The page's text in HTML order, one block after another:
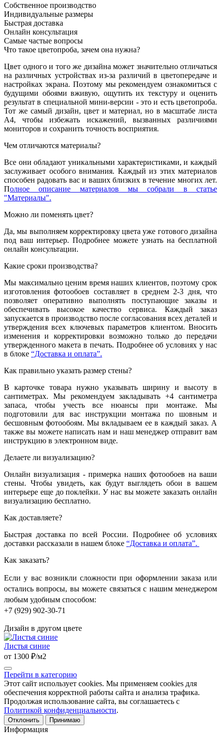
Собственное производство
Индивидуальные размеры
Быстрая доставка
Онлайн консультация
Самые частые вопросы
Что такое цветопроба, зачем она нужна?
Цвет одного и того же дизайна может значительно отличаться
на различных устройствах из-за различий в цветопередаче и
настройках экрана. Поэтому мы рекомендуем ознакомиться с
будущими обоями вживую, ощутить их текстуру и оценить
результат в специальной мини-версии - это и есть цветопроба.
Тот же самый дизайн, цвет и материал, но в масштабе листа
А4, чтобы избежать искажений, вызванных различиями
мониторов и сохранить точность восприятия.
Чем отличаются материалы?
Все они обладают уникальными характеристиками, и каждый
заслуживает особого внимания. Каждый из этих материалов
способен радовать вас и ваших близких в течение многих лет.
Полное описание материалов мы собрали в статье
"Материалы".
Можно ли поменять цвет?
Да, мы выполняем корректировку цвета уже готового дизайна
под ваш интерьер. Подробнее можете узнать на бесплатной
онлайн консультации.
Какие сроки производства?
Мы максимально ценим время наших клиентов, поэтому срок
изготовления фотообоев составляет в среднем 2-3 дня, что
позволяет оперативно выполнять поступающие заказы и
обеспечивать высокое качество сервиса. Каждый заказ
запускается в производство после согласования всех деталей и
утверждения всех ключевых параметров клиентом. Вносить
изменения и корректировки возможно только до передачи
утвержденного макета в печать. Подробнее об условиях у нас
в блоке “Доставка и оплата”.
Как правильно указать размер стены?
В карточке товара нужно указывать ширину и высоту в
сантиметрах. Мы рекомендуем закладывать +4 сантиметра
запаса, чтобы учесть все нюансы при монтаже. Мы
подготовили для вас инструкции монтажа по шовным и
бесшовным фотообоям. Мы вкладываем ее в каждый заказ. А
также вы можете написать нам и наш менеджер отправит вам
инструкцию в электронном виде.
Делаете ли визуализацию?
Онлайн визуализация - примерка наших фотообоев на ваши
стены. Чтобы увидеть, как будут выглядеть обои в вашем
интерьере еще до поклейки. У нас вы можете заказать онлайн
визуализацию бесплатно.
Как доставляете?
Быстрая доставка по всей России. Подробнее об условиях
доставки рассказали в нашем блоке “Доставка и оплата”.
Как заказать?
Если у вас возникли сложности при оформлении заказа или
остались вопросы, вы можете связаться с нашим менеджером
любым удобным способом:
+7 (929) 902-30-71
Дизайн в другом цвете
Листья синие
от 1300 ₽/м2
Перейти в категорию
Этот сайт использует cookies. Мы применяем cookies для
обеспечения корректной работы сайта и анализа трафика.
Продолжая использование сайта, вы соглашаетесь с
Политикой конфиденциальности.
Отклонить Принимаю
Информация